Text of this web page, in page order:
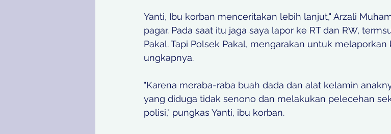
Yanti, Ibu korban menceritakan lebih lanjut," Arzali
pagar. Pada saat itu jaga saya lapor ke RT dan RW,
Pakal. Tapi Polsek Pakal, mengarakan untuk melaporkan
ungkapnya.
"Karena meraba-raba buah dada dan alat kelamin
yang diduga tidak senono dan melakukan pelecehan
polisi," pungkas Yanti, ibu korban.